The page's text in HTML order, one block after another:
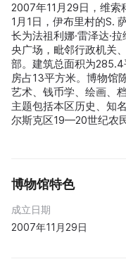
2007年11月29日，维索
1月1日，伊布里村的S.
长为法祖利娜·雷泽达·
央广场，毗邻行政机关
部。建筑总面积为
房占13平方米。博物馆
艺术、钱币学、绘画、
主题包括本区历史、知
尔斯克区19—20世纪农
博物馆特色
成立日期
2007年11月29日